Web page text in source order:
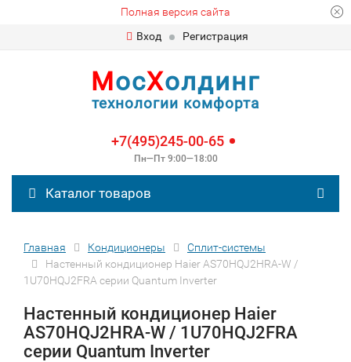
Полная версия сайта
Вход
Регистрация
МосХолдинг
технологии комфорта
+7(495)245-00-65
Пн—Пт 9:00—18:00
Каталог товаров
Главная Кондиционеры
Сплит-сиcтемы
Настенный кондиционер Haier AS70HQJ2HRA-W /
1U70HQJ2FRA серии Quantum Inverter
Настенный кондиционер Haier
AS70HQJ2HRA-W / 1U70HQJ2FRA
серии Quantum Inverter